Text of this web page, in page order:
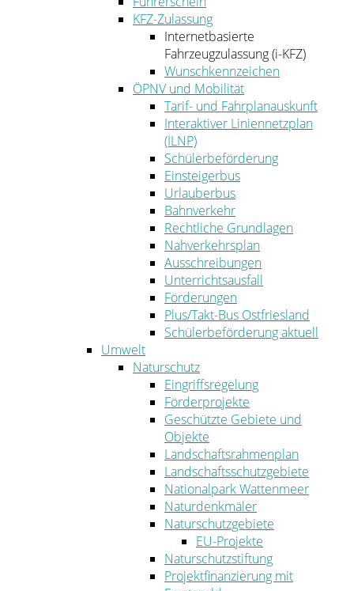
KFZ-Zulassung
Internetbasierte
Fahrzeugzulassung (i-KFZ)
Wunschkennzeichen
ÖPNV und Mobilität
Tarif- und Fahrplanauskunft
Interaktiver Liniennetzplan
(ILNP)
Schülerbeförderung
Einsteigerbus
Urlauberbus
Bahnverkehr
Rechtliche Grundlagen
Nahverkehrsplan
Ausschreibungen
Unterrichtsausfall
Förderungen
Plus/Takt-Bus Ostfriesland
Schülerbeförderung aktuell
Umwelt
Naturschutz
Eingriffsregelung
Förderprojekte
Geschützte Gebiete und
Objekte
Landschaftsrahmenplan
Landschaftsschutzgebiete
Nationalpark Wattenmeer
Naturdenkmäler
Naturschutzgebiete
EU-Projekte
Naturschutzstiftung
Projektfinanzierung mit